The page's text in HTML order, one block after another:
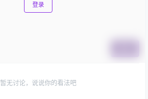
登录
暂无讨论，说说你的看法吧